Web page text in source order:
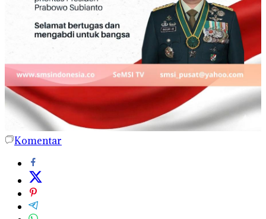
Komentar